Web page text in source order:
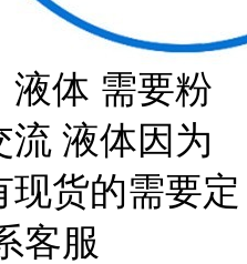
液体 需要粉
流 液体因为
现货的需要定
客服